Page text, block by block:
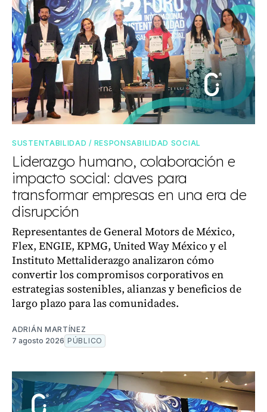
SUSTENTABILIDAD / RESPONSABILIDAD SOCIAL
Liderazgo humano, colaboración e
impacto social: claves para
transformar empresas en una era de
disrupción
Representantes de General Motors de México,
Flex, ENGIE, KPMG, United Way México y el
Instituto Mettaliderazgo analizaron cómo
convertir los compromisos corporativos en
estrategias sostenibles, alianzas y beneficios de
largo plazo para las comunidades.
ADRIÁN MARTÍNEZ
7 agosto 2026 PÚBLICO